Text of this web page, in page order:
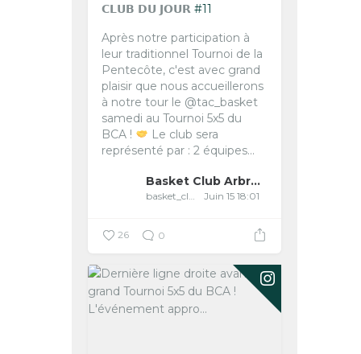
𝗖𝗟𝗨𝗕 𝗗𝗨 𝗝𝗢𝗨𝗥 #11
Après notre participation à
leur traditionnel Tournoi de la
Pentecôte, c'est avec grand
plaisir que nous accueillerons
à notre tour le @tac_basket
samedi au Tournoi 5x5 du
BCA !
Le club sera
représenté par : 2 équipes...
Basket Club Arbreslois
basket_club_arbreslois Juin 15 18:01
26 0